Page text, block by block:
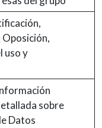
Oposición,
uso y
sobre
Datos